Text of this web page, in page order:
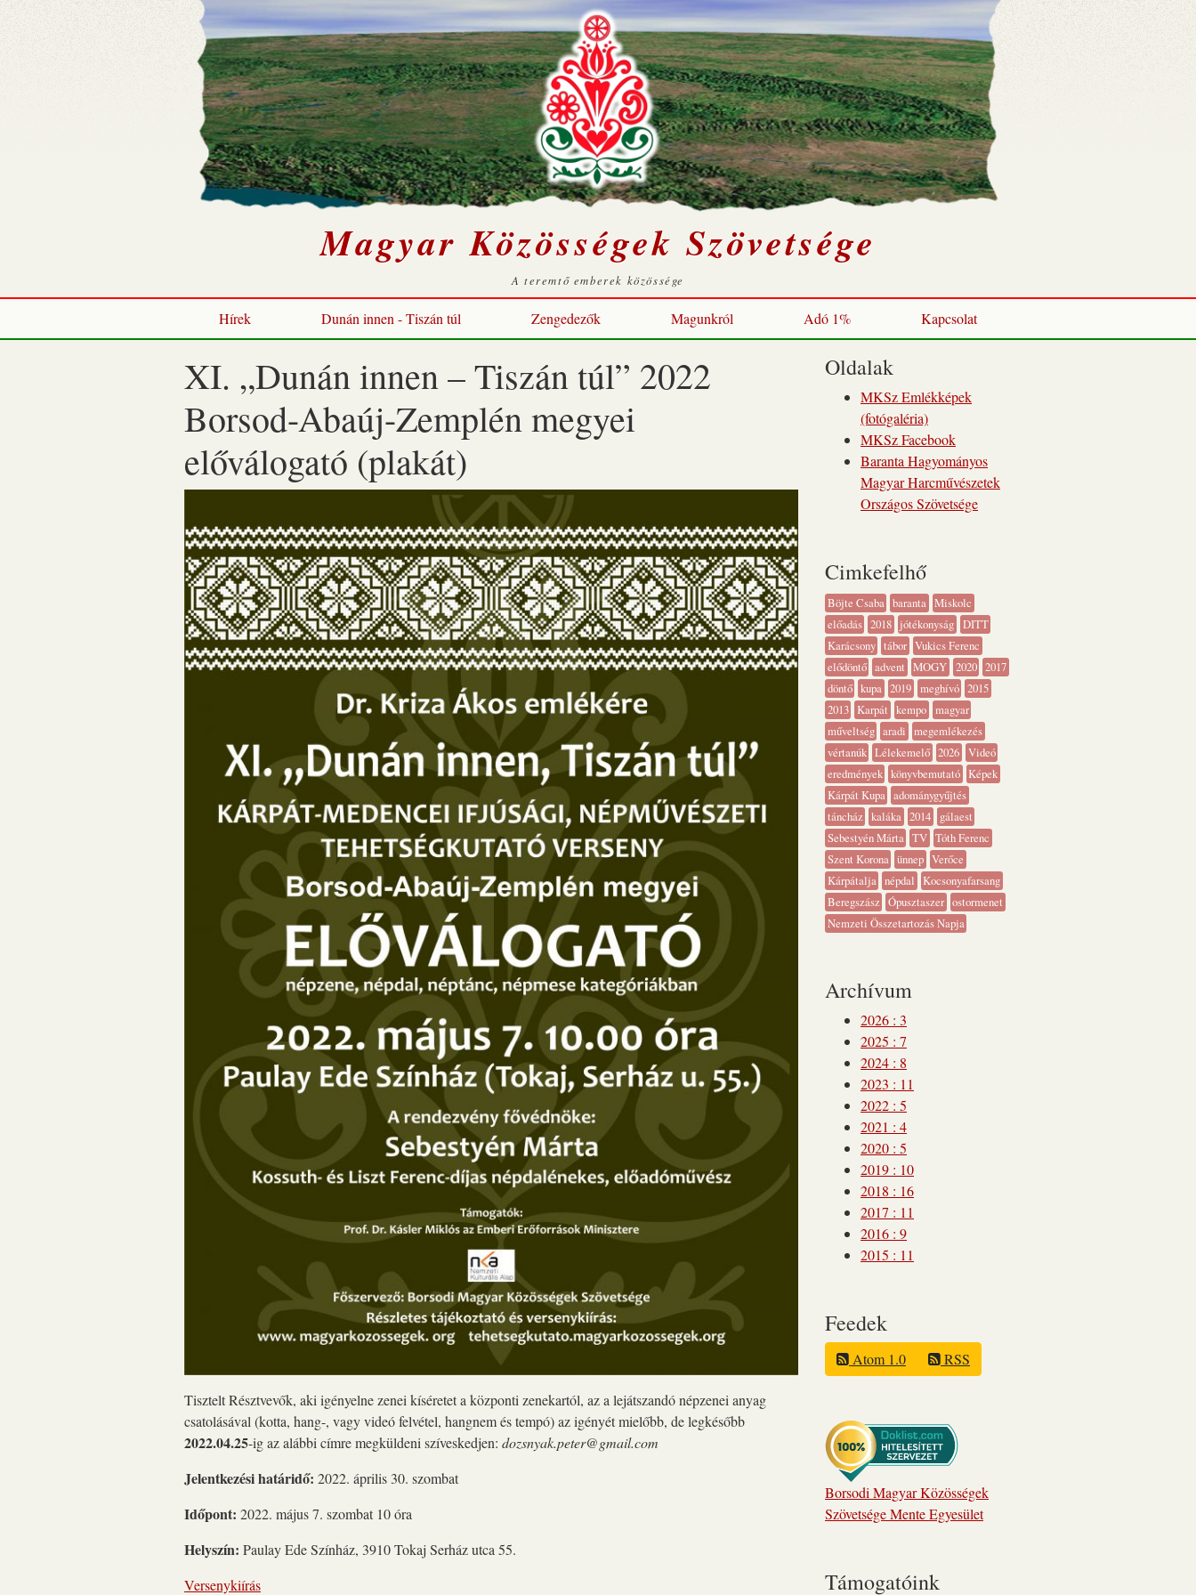
Magyar Közösségek Szövetsége
A teremtő emberek közössége
Hírek Dunán innen - Tiszán túl Zengedezők Magunkról Adó 1% Kapcsolat
XI. „Dunán innen – Tiszán túl” 2022
Borsod-Abaúj-Zemplén megyei
előválogató (plakát)
Tisztelt Résztvevők, aki igényelne zenei kíséretet a központi zenekartól, az a lejátszandó népzenei anyag
csatolásával (kotta, hang-, vagy videó felvétel, hangnem és tempó) az igényét mielőbb, de legkésőbb
2022.04.25-ig az alábbi címre megküldeni szíveskedjen: dozsnyak.peter@gmail.com
Jelentkezési határidő: 2022. április 30. szombat
Időpont: 2022. május 7. szombat 10 óra
Helyszín: Paulay Ede Színház, 3910 Tokaj Serház utca 55.
Versenykiírás
Oldalak
MKSz Emlékképek
(fotógaléria)
MKSz Facebook
Baranta Hagyományos
Magyar Harcművészetek
Országos Szövetsége
Cimkefelhő
Böjte Csaba baranta Miskolc
előadás 2018 jótékonyság DITT
Karácsony tábor Vukics Ferenc
elődöntő advent MOGY 2020 2017
döntő kupa 2019 meghívó 2015
2013 Karpát kempo magyar
műveltség aradi megemlékezés
vértanúk Lélekemelő 2026 Videó
eredmények könyvbemutató Képek
Kárpát Kupa adománygyűjtés
táncház kaláka 2014
gálaest
Sebestyén Márta TV Tóth Ferenc
Szent Korona ünnep Verőce
Kárpátalja népdal
Kocsonyafarsang
Beregszász Ópusztaszer ostormenet
Nemzeti Összetartozás Napja
Archívum
2026 : 3
2025 : 7
2024 : 8
2023 : 11
2022 : 5
2021 : 4
2020 : 5
2019 : 10
2018 : 16
2017 : 11
2016 : 9
2015 : 11
Feedek
Atom 1.0 RSS
Borsodi Magyar Közösségek
Szövetsége Mente Egyesület
Támogatóink